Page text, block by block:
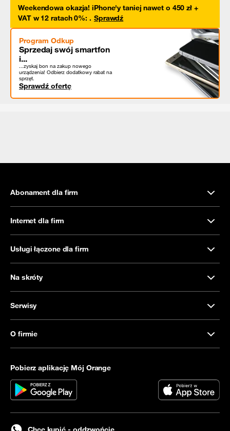
Weekendowa okazja! iPhone'y taniej nawet o 450 zł +
VAT w 12 ratach 0%: . Sprawdź
Program Odkup
Sprzedaj swój smartfon
i...
...zyskaj bon na zakup nowego
urządzenia! Odbierz dodatkowy rabat na
sprzęt.
Sprawdź ofertę
Abonament dla firm
Internet dla firm
Usługi łączone dla firm
Na skróty
Serwisy
O firmie
Pobierz aplikację Mój Orange